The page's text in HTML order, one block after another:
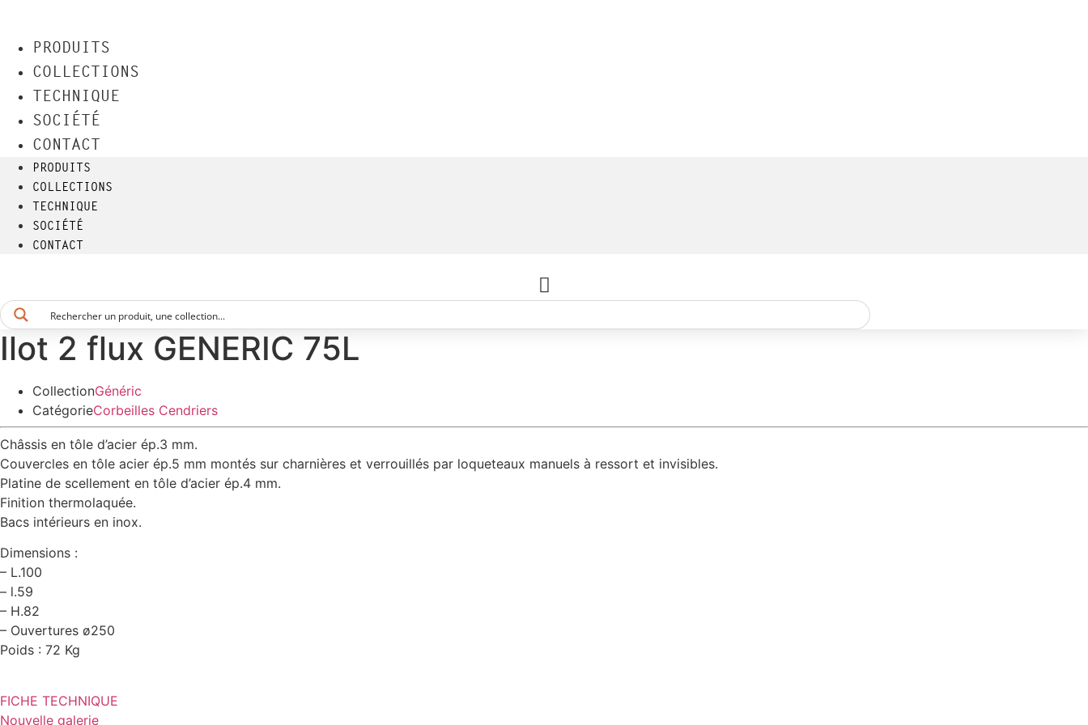
contenuPRODUITS
COLLECTIONS
TECHNIQUE
SOCIÉTÉ
CONTACT
PRODUITS
COLLECTIONS
TECHNIQUE
SOCIÉTÉ
CONTACT
Ilot 2 flux GENERIC 75L
CollectionGénéric
CatégorieCorbeilles Cendriers
Châssis en tôle d’acier ép.3 mm.
Couvercles en tôle acier ép.5 mm montés sur charnières et verrouillés par loqueteaux manuels à ressort et invisibles.
Platine de scellement en tôle d’acier ép.4 mm.
Finition thermolaquée.
Bacs intérieurs en inox.
Dimensions :
– L.100
– l.59
– H.82
– Ouvertures ø250
Poids : 72 Kg
FICHE TECHNIQUE
Nouvelle galerie